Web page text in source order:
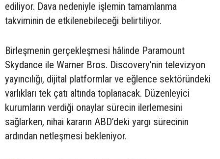
ediliyor. Dava nedeniyle işlemin tamamlanma
takviminin de etkilenebileceği belirtiliyor.
Birleşmenin gerçekleşmesi hâlinde Paramount
Skydance ile Warner Bros. Discovery’nin televizyon
yayıncılığı, dijital platformlar ve eğlence sektöründeki
varlıkları tek çatı altında toplanacak. Düzenleyici
kurumların verdiği onaylar sürecin ilerlemesini
sağlarken, nihai kararın ABD’deki yargı sürecinin
ardından netleşmesi bekleniyor.